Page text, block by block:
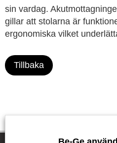
sin vardag.
gillar att stolarna är
ergonomiska vilket
Tillbaka